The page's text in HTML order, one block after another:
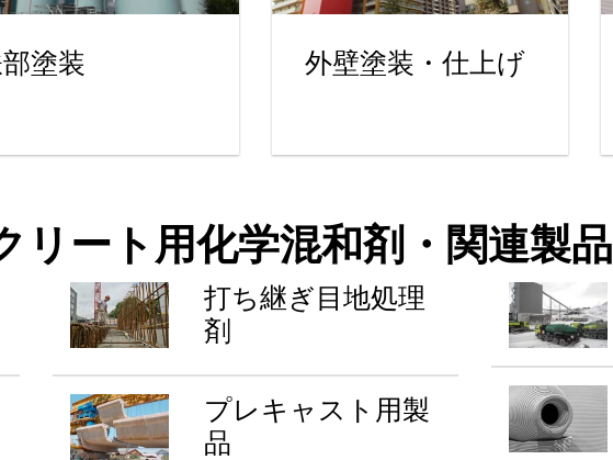
塗装 外壁塗装・仕上げ
リート用化学混和剤・関連製品
打ち継ぎ目地処理
剤
プレキャスト用製
品